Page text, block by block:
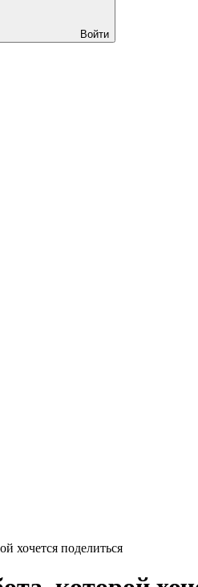
Войти
хочется поделиться